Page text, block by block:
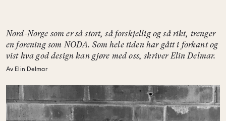
Nord-Norge som er så stort, så forskjellig og så rikt, trenger
en forening som NODA. Som hele tiden har gått i forkant og
vist hva god design kan gjøre med oss, skriver Elin Delmar.
Av Elin Delmar